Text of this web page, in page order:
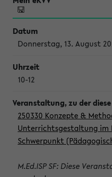
Donnerstag, 13. August
10-12
250330 Konzepte &
Unterrichtsgestaltung im
Schwerpunkt
M.Ed.ISP SF: Diese